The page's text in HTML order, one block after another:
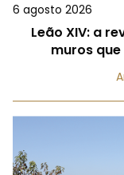
6 agosto 2026
Leão XIV: a
muros